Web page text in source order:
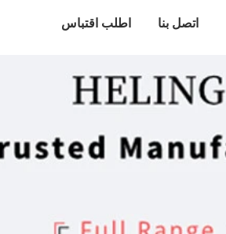
اتصل بنا اطلب اقتباس